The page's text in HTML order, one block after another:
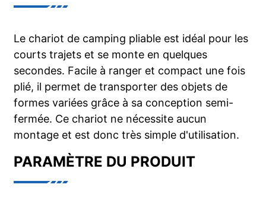
Le chariot de camping pliable est idéal pour les
courts trajets et se monte en quelques
secondes. Facile à ranger et compact une fois
plié, il permet de transporter des objets de
formes variées grâce à sa conception semi-
fermée. Ce chariot ne nécessite aucun
montage et est donc très simple d'utilisation.
PARAMÈTRE DU PRODUIT